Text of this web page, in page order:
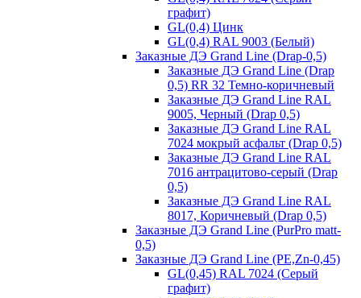
графит)
GL(0,4) Цинк
GL(0,4) RAL 9003 (Белый)
Заказные ДЭ Grand Line (Drap-0,5)
Заказные ДЭ Grand Line (Drap
0,5) RR 32 Темно-коричневый
Заказные ДЭ Grand Line RAL
9005, Черный (Drap 0,5)
Заказные ДЭ Grand Line RAL
7024 мокрый асфальт (Drap 0,5)
Заказные ДЭ Grand Line RAL
7016 антрацитово-серый (Drap
0,5)
Заказные ДЭ Grand Line RAL
8017, Коричневый (Drap 0,5)
Заказные ДЭ Grand Line (PurPro matt-
0,5)
Заказные ДЭ Grand Line (PE,Zn-0,45)
GL(0,45) RAL 7024 (Серый
графит)